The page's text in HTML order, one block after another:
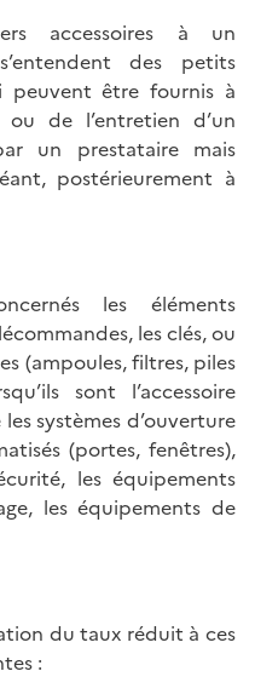
accessoires à un
des petits
peuvent être fournis à
de l’entretien d’un
un prestataire mais
postérieurement à
les éléments
les clés, ou
(ampoules, filtres, piles
sont l’accessoire
systèmes d’ouverture
(portes, fenêtres),
les équipements
les équipements de
du taux réduit à ces
: